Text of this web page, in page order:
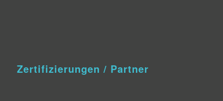
Zertifizierungen / Partner